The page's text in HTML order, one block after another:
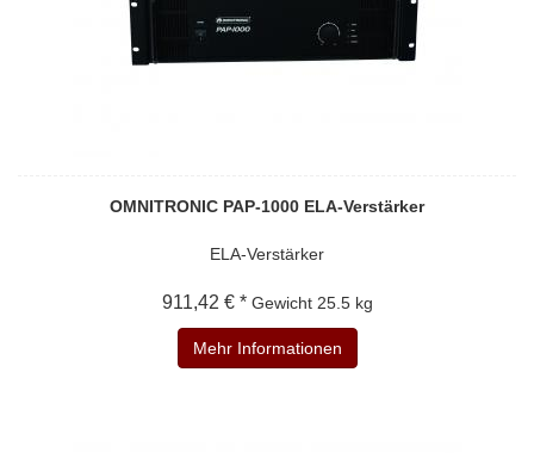
OMNITRONIC PAP-1000 ELA-Verstärker
ELA-Verstärker
911,42 € * Gewicht 25.5 kg
Mehr Informationen